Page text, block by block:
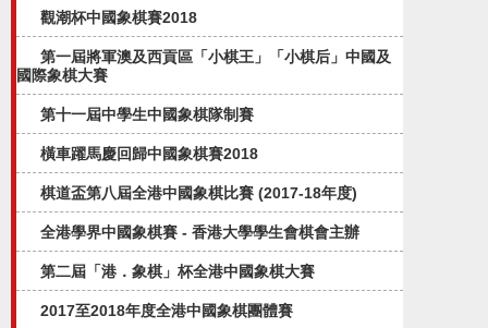
觀潮杯中國象棋賽2018
第一屆將軍澳及西貢區「小棋王」「小棋后」中國及
國際象棋大賽
第十一屆中學生中國象棋隊制賽
橫車躍馬慶回歸中國象棋賽2018
棋道盃第八屆全港中國象棋比賽 (2017-18年度)
全港學界中國象棋賽 - 香港大學學生會棋會主辦
第二屆「港．象棋」杯全港中國象棋大賽
2017至2018年度全港中國象棋團體賽